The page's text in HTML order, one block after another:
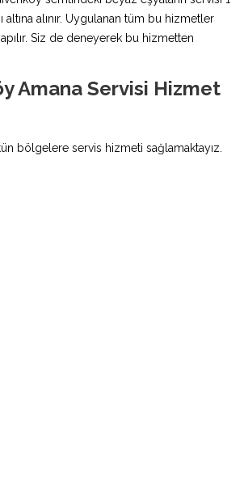
altına alınır. Uygulanan tüm bu hizmetler
Siz de deneyerek bu hizmetten
Amana Servisi Hizmet
bölgelere servis hizmeti sağlamaktayız.